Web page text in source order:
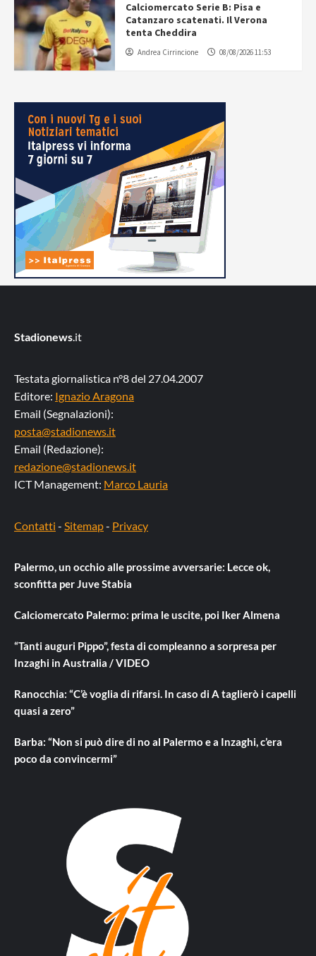
Calciomercato Serie B: Pisa e
Catanzaro scatenati. Il Verona
tenta Cheddira
Andrea Cirrincione 08/08/2026 11:53
Stadionews.it
Testata giornalistica n°8 del 27.04.2007
Editore: Ignazio Aragona
Email (Segnalazioni):
posta@stadionews.it
Email (Redazione):
redazione@stadionews.it
ICT Management: Marco Lauria
Contatti - Sitemap- Privacy
Palermo, un occhio alle prossime avversarie: Lecce ok,
sconfitta per Juve Stabia
Calciomercato Palermo: prima le uscite, poi Iker Almena
“Tanti auguri Pippo”, festa di compleanno a sorpresa per
Inzaghi in Australia / VIDEO
Ranocchia: “C’è voglia di rifarsi. In caso di A taglierò i capelli
quasi a zero”
Barba: “Non si può dire di no al Palermo e a Inzaghi, c’era
poco da convincermi”